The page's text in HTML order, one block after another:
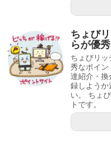
ちょび
らが優
ちょびリ
秀なポイン
達紹介・換
録しようか
い。 ちょ
トです。